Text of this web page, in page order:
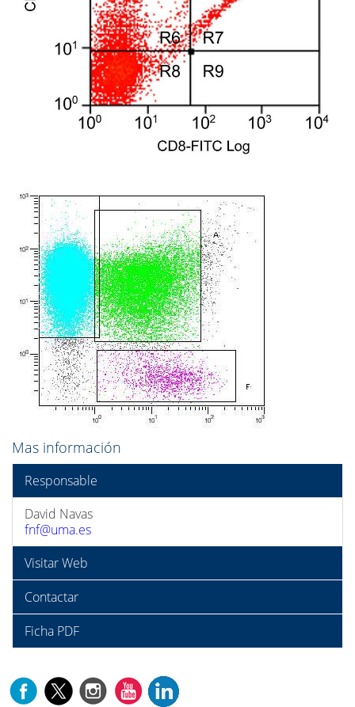
Mas información
Responsable
David Navas
fnf@uma.es
Visitar Web
Contactar
Ficha PDF